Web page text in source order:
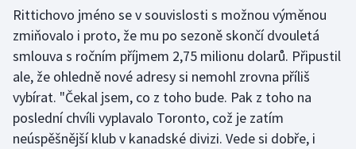
Rychlobruslení
Rychlostní kanoistika
Short track
Sportovní střelba
Rittichovo jméno se v souvislosti s možnou výměnou
zmiňovalo i proto, že mu po sezoně skončí dvouletá
smlouva s ročním příjmem 2,75 milionu dolarů. Připustil
ale, že ohledně nové adresy si nemohl zrovna příliš
vybírat. "Čekal jsem, co z toho bude. Pak z toho na
poslední chvíli vyplavalo Toronto, což je zatím
neúspěšnější klub v kanadské divizi. Vede si dobře, i